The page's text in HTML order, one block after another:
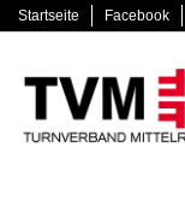
Startseite Facebook